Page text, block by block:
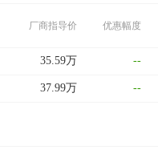
厂商指导价 优惠幅度
35.59万 --
37.99万 --